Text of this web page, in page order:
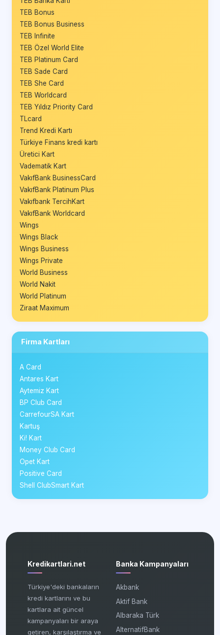
TEB Bonus
TEB Bonus Business
TEB Infinite
TEB Özel World Elite
TEB Platinum Card
TEB Sade Card
TEB She Card
TEB Worldcard
TEB Yıldız Priority Card
TLcard
Trend Kredi Kartı
Türkiye Finans kredi kartı
Üretici Kart
Vadematik Kart
VakıfBank BusinessCard
VakıfBank Platinum Plus
Vakıfbank TercihKart
VakıfBank Worldcard
Wings
Wings Black
Wings Business
Wings Private
World Business
World Nakit
World Platinum
Ziraat Maximum
Firma Kartları
A Card
Antares Kart
Aytemiz Kart
BP Club Card
CarrefourSA Kart
Kartuş
Ki! Kart
Money Club Card
Opet Kart
Positive Card
Shell ClubSmart Kart
Kredikartlari.net
Türkiye'deki bankaların
kredi kartlarını ve bu
kartlara ait güncel
kampanyaları bir araya
getiren, karşılaştırma ve
Banka Kampanyaları
Akbank
Aktif Bank
Albaraka Türk
AlternatifBank